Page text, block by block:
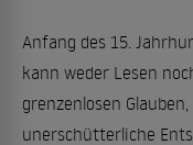
Anfang des 15.
kann weder Lesen
grenzenlosen
unerschütterliche